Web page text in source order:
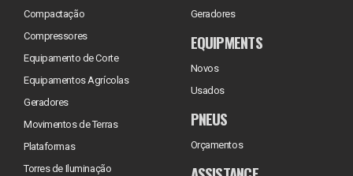
Compactação
Compressores
Equipamento de Corte
Equipamentos Agrícolas
Geradores
Movimentos de Terras
Plataformas
Torres de Iluminação
Geradores
EQUIPMENTS
Novos
Usados
PNEUS
Orçamentos